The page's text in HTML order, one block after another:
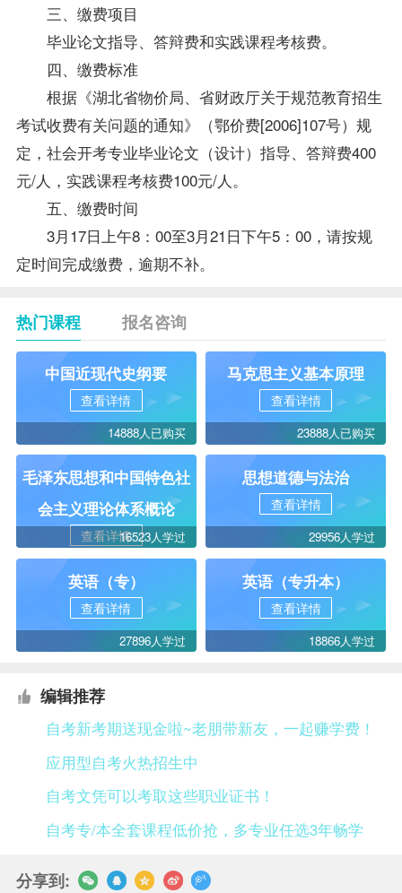
三、缴费项目
毕业论文指导、答辩费和实践课程考核费。
四、缴费标准
根据《湖北省物价局、省财政厅关于规范教育招生
考试收费有关问题的通知》（鄂价费[2006]107号）规
定，社会开考专业毕业论文（设计）指导、答辩费400
元/人，实践课程考核费100元/人。
五、缴费时间
3月17日上午8：00至3月21日下午5：00，请按规
定时间完成缴费，逾期不补。
热门课程 报名咨询
中国近现代史纲要
查看详情
14888人已购买
马克思主义基本原理
查看详情
23888人已购买
毛泽东思想和中国特色社
会主义理论体系概论
查看详情16523人学过
思想道德与法治
查看详情
29956人学过
英语（专）
查看详情
27896人学过
英语（专升本）
查看详情
18866人学过
编辑推荐
自考新考期送现金啦~老朋带新友，一起赚学费！
应用型自考火热招生中
自考文凭可以考取这些职业证书！
自考专/本全套课程低价抢，多专业任选3年畅学
分享到: